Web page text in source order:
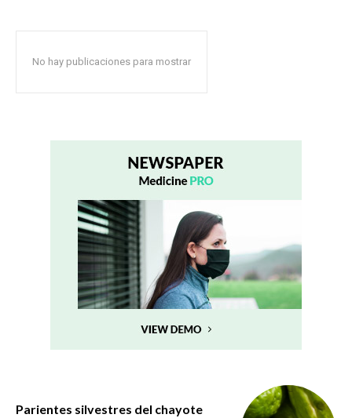
No hay publicaciones para mostrar
Parientes silvestres del chayote